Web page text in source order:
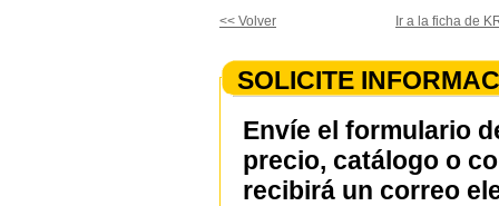
<< Volver Ir a la ficha de
SOLICITE
Envíe el formulario
precio, catálogo o
recibirá un correo